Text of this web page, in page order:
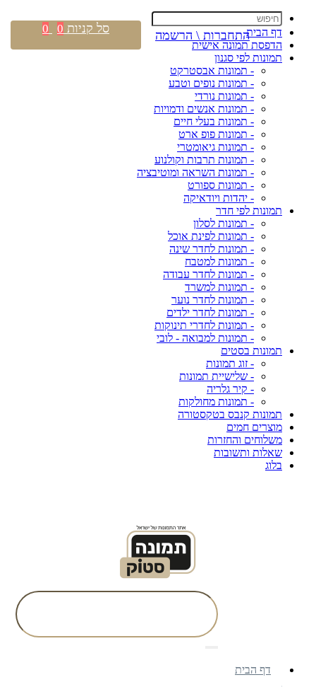
דף הבית
הדפסת תמונה אישית
תמונות לפי סגנון
- תמונות אבסטרקט
- תמונות נופים וטבע
- תמונות נורדי
- תמונות אנשים ודמויות
- תמונות בעלי חיים
- תמונות פופ ארט
- תמונות גיאומטרי
- תמונות תרבות וקולנוע
- תמונות השראה ומוטיבציה
- תמונות ספורט
- יהדות ויודאיקה
תמונות לפי חדר
- תמונות לסלון
- תמונות לפינת אוכל
- תמונות לחדר שינה
- תמונות למטבח
- תמונות לחדר עבודה
- תמונות למשרד
- תמונות לחדר נוער
- תמונות לחדר ילדים
- תמונות לחדרי תינוקות
- תמונות למבואה - לובי
תמונות בסטים
- זוג תמונות
- שלישיית תמונות
- קיר גלריה
- תמונות מחולקות
תמונות קנבס בטקסטורה
מוצרים חמים
משלוחים והחזרות
שאלות ותשובות
בלוג
התחברות \ הרשמה סל קניות 0
0
דף הבית